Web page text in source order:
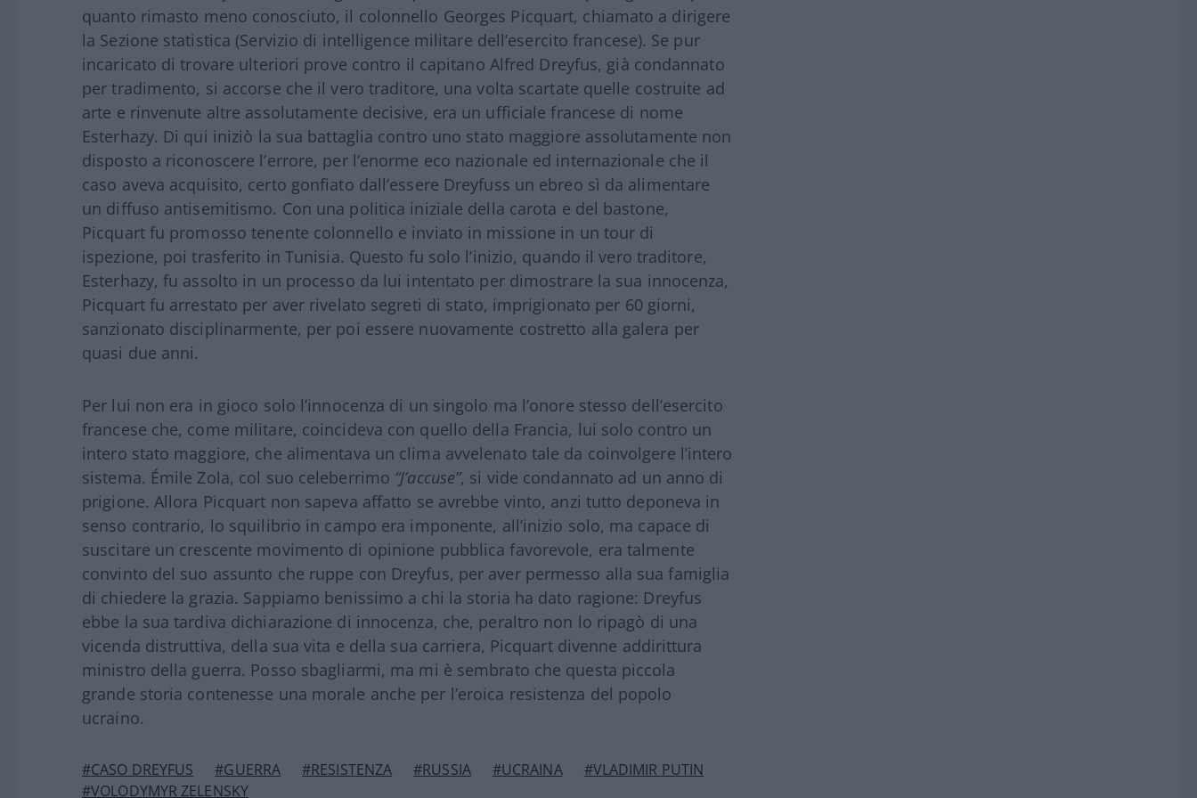
quanto rimasto meno conosciuto, il colonnello Georges Picquart, chiamato a dirigere
la Sezione statistica (Servizio di intelligence militare dell’esercito francese). Se pur
incaricato di trovare ulteriori prove contro il capitano Alfred Dreyfus, già condannato
per tradimento, si accorse che il vero traditore, una volta scartate quelle costruite ad
arte e rinvenute altre assolutamente decisive, era un ufficiale francese di nome
Esterhazy. Di qui iniziò la sua battaglia contro uno stato maggiore assolutamente non
disposto a riconoscere l’errore, per l’enorme eco nazionale ed internazionale che il
caso aveva acquisito, certo gonfiato dall’essere Dreyfuss un ebreo sì da alimentare
un diffuso antisemitismo. Con una politica iniziale della carota e del bastone,
Picquart fu promosso tenente colonnello e inviato in missione in un tour di
ispezione, poi trasferito in Tunisia. Questo fu solo l’inizio, quando il vero traditore,
Esterhazy, fu assolto in un processo da lui intentato per dimostrare la sua innocenza,
Picquart fu arrestato per aver rivelato segreti di stato, imprigionato per 60 giorni,
sanzionato disciplinarmente, per poi essere nuovamente costretto alla galera per
quasi due anni.
Per lui non era in gioco solo l’innocenza di un singolo ma l’onore stesso dell’esercito
francese che, come militare, coincideva con quello della Francia, lui solo contro un
intero stato maggiore, che alimentava un clima avvelenato tale da coinvolgere l’intero
sistema. Émile Zola, col suo celeberrimo “J’accuse”, si vide condannato ad un anno di
prigione. Allora Picquart non sapeva affatto se avrebbe vinto, anzi tutto deponeva in
senso contrario, lo squilibrio in campo era imponente, all’inizio solo, ma capace di
suscitare un crescente movimento di opinione pubblica favorevole, era talmente
convinto del suo assunto che ruppe con Dreyfus, per aver permesso alla sua famiglia
di chiedere la grazia. Sappiamo benissimo a chi la storia ha dato ragione: Dreyfus
ebbe la sua tardiva dichiarazione di innocenza, che, peraltro non lo ripagò di una
vicenda distruttiva, della sua vita e della sua carriera, Picquart divenne addirittura
ministro della guerra. Posso sbagliarmi, ma mi è sembrato che questa piccola
grande storia contenesse una morale anche per l’eroica resistenza del popolo
ucraino.
#CASO DREYFUS #GUERRA #RESISTENZA #RUSSIA #UCRAINA
#VLADIMIR PUTIN
#VOLODYMYR ZELENSKY